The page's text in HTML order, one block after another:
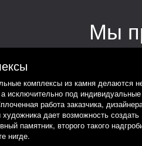
Мы
комплексы из камня делаются
исключительно под индивидуальные
работа заказчика,
художника дает возможность создать
памятник, второго такого
нигде.